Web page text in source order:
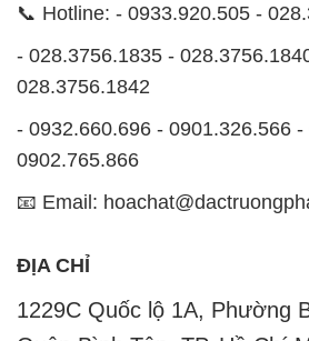
📞 Hotline: - 0933.920.505 -
- 028.3756.1835 -
028.3756.1842
- 0932.660.696 - 0901.326.566
0902.765.866
📧 Email:
ĐỊA CHỈ
1229C Quốc lộ 1A, Phường